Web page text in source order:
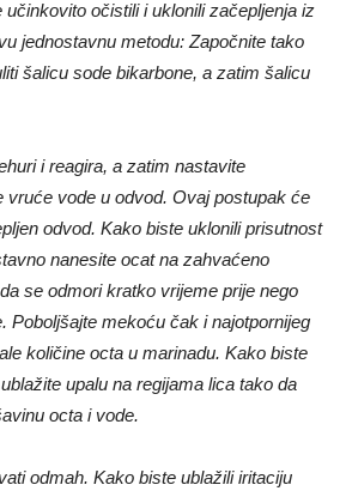
učinkovito očistili i uklonili začepljenja iz
jednostavnu metodu: Započnite tako
šalicu sode bikarbone, a zatim šalicu
i reagira, a zatim nastavite
vruće vode u odvod. Ovaj postupak će
odvod. Kako biste uklonili prisutnost
nanesite ocat na zahvaćeno
se odmori kratko vrijeme prije nego
Poboljšajte mekoću čak i najotpornijeg
količine octa u marinadu. Kako biste
upalu na regijama lica tako da
octa i vode.
odmah. Kako biste ublažili iritaciju